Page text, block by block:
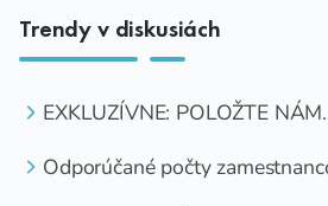
Trendy v diskusiách
EXKLUZÍVNE: POLOŽTE NÁM
Odporúčané počty